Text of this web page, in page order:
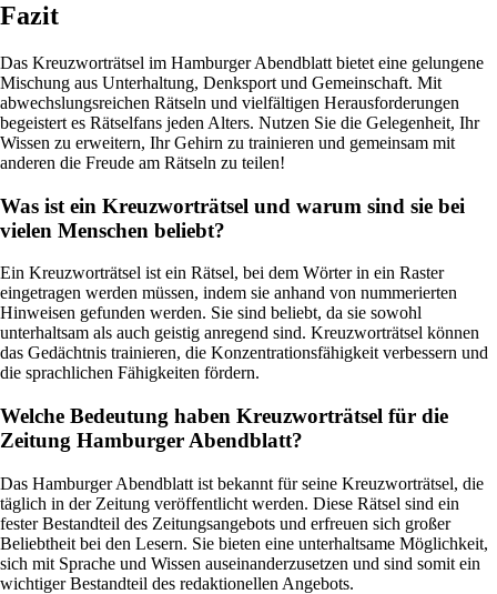
Fazit
Das Kreuzworträtsel im Hamburger Abendblatt bietet eine gelungene
Mischung aus Unterhaltung, Denksport und Gemeinschaft. Mit
abwechslungsreichen Rätseln und vielfältigen Herausforderungen
begeistert es Rätselfans jeden Alters. Nutzen Sie die Gelegenheit, Ihr
Wissen zu erweitern, Ihr Gehirn zu trainieren und gemeinsam mit
anderen die Freude am Rätseln zu teilen!
Was ist ein Kreuzworträtsel und warum sind sie bei
vielen Menschen beliebt?
Ein Kreuzworträtsel ist ein Rätsel, bei dem Wörter in ein Raster
eingetragen werden müssen, indem sie anhand von nummerierten
Hinweisen gefunden werden. Sie sind beliebt, da sie sowohl
unterhaltsam als auch geistig anregend sind. Kreuzworträtsel können
das Gedächtnis trainieren, die Konzentrationsfähigkeit verbessern und
die sprachlichen Fähigkeiten fördern.
Welche Bedeutung haben Kreuzworträtsel für die
Zeitung Hamburger Abendblatt?
Das Hamburger Abendblatt ist bekannt für seine Kreuzworträtsel, die
täglich in der Zeitung veröffentlicht werden. Diese Rätsel sind ein
fester Bestandteil des Zeitungsangebots und erfreuen sich großer
Beliebtheit bei den Lesern. Sie bieten eine unterhaltsame Möglichkeit,
sich mit Sprache und Wissen auseinanderzusetzen und sind somit ein
wichtiger Bestandteil des redaktionellen Angebots.